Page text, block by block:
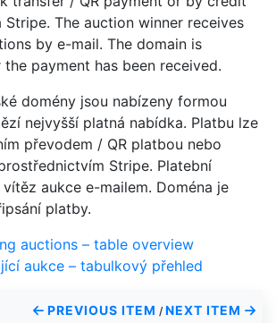
The auction winner receives
by e-mail. The domain is
payment has been received.
domény jsou nabízeny formou
nejvyšší platná nabídka. Platbu lze
převodem / QR platbou nebo
Stripe. Platební
aukce e-mailem. Doména je
platby.
auctions – table overview
aukce – tabulkový přehled
PREVIOUS ITEM / NEXT ITEM